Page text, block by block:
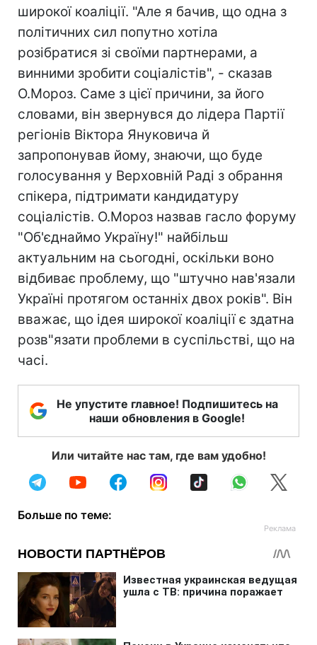
широкої коаліції. "Але я бачив, що одна з
політичних сил попутно хотіла
розібратися зі своїми партнерами, а
винними зробити соціалістів", - сказав
О.Мороз. Саме з цієї причини, за його
словами, він звернувся до лідера Партії
регіонів Віктора Януковича й
запропонував йому, знаючи, що буде
голосування у Верховній Раді з обрання
спікера, підтримати кандидатуру
соціалістів. О.Мороз назвав гасло форуму
"Об'єднаймо Україну!" найбільш
актуальним на сьогодні, оскільки воно
відбиває проблему, що "штучно нав'язали
Україні протягом останніх двох років". Він
вважає, що ідея широкої коаліції є здатна
розв"язати проблеми в суспільстві, що на
часі.
Не упустите главное! Подпишитесь на
наши обновления в Google!
Или читайте нас там, где вам удобно!
Больше по теме: